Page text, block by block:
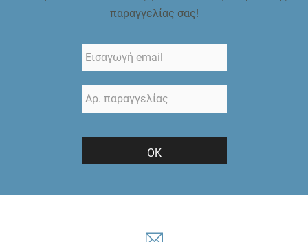
παραγγελίας σας!
ΟΚ